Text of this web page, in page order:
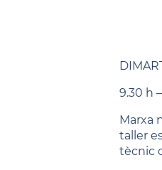
9.30 h
Marxa
taller
tècnic